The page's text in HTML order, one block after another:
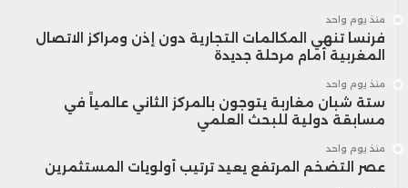
منذ يوم واحد
فرنسا تنهي المكالمات التجارية دون إذن ومراكز الاتصال
المغربية أمام مرحلة جديدة
منذ يوم واحد
ستة شبان مغاربة يتوجون بالمركز الثاني عالمياً في
مسابقة دولية للبحث العلمي
منذ يوم واحد
عصر التضخم المرتفع يعيد ترتيب أولويات المستثمرين